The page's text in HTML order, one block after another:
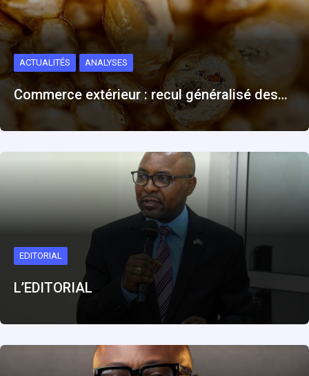
ACTUALITÉS ANALYSES
Commerce extérieur : recul généralisé des…
EDITORIAL
L’EDITORIAL